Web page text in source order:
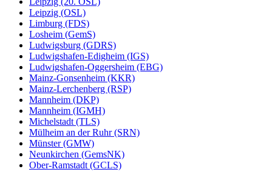
Leipzig (OSL)
Limburg (FDS)
Losheim (GemS)
Ludwigsburg (GDRS)
Ludwigshafen-Edigheim (IGS)
Ludwigshafen-Oggersheim (EBG)
Mainz-Gonsenheim (KKR)
Mainz-Lerchenberg (RSP)
Mannheim (DKP)
Mannheim (IGMH)
Michelstadt (TLS)
Mülheim an der Ruhr (SRN)
Münster (GMW)
Neunkirchen (GemsNK)
Ober-Ramstadt (GCLS)